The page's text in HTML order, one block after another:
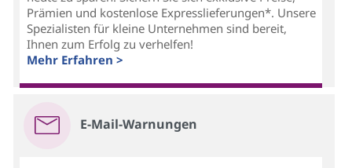
Prämien und kostenlose Expresslieferungen*. Unsere
Spezialisten für kleine Unternehmen sind bereit,
Ihnen zum Erfolg zu verhelfen!
Mehr Erfahren >
E-Mail-Warnungen